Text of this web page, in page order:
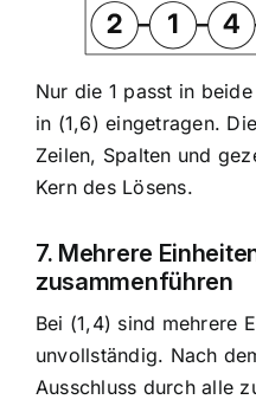
Nur die 1 passt in
in (1,6) eingetragen.
Zeilen, Spalten und
Kern des Lösens.
7. Mehrere
zusammenführen
Bei (1,4) sind mehrere
unvollständig. Nach
Ausschluss durch alle